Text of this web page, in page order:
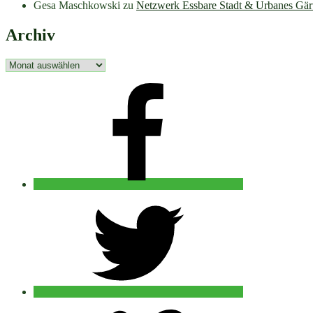
Gesa Maschkowski zu Netzwerk Essbare Stadt & Urbanes
Archiv
Archiv